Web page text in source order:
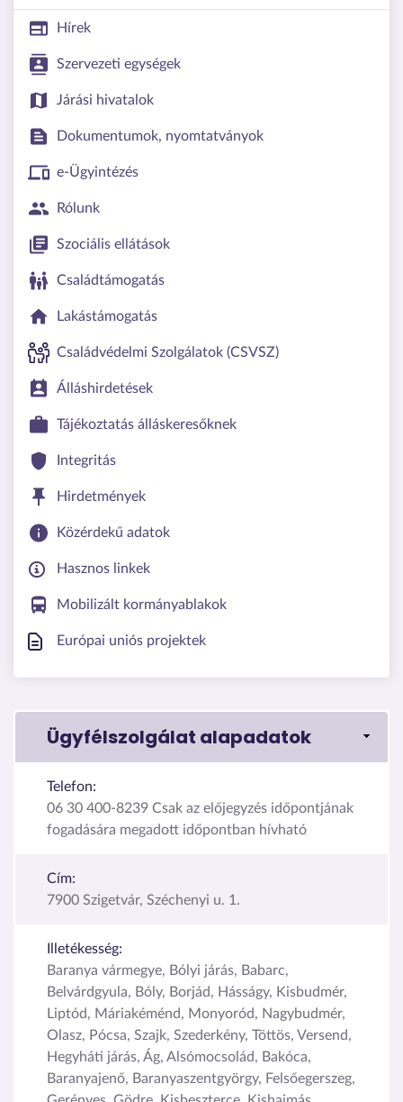
Hírek
Szervezeti egységek
Járási hivatalok
Dokumentumok, nyomtatványok
e-Ügyintézés
Rólunk
Szociális ellátások
Családtámogatás
Lakástámogatás
Családvédelmi Szolgálatok (CSVSZ)
Álláshirdetések
Tájékoztatás álláskeresőknek
Integritás
Hirdetmények
Közérdekű adatok
Hasznos linkek
Mobilizált kormányablakok
Európai uniós projektek
Ügyfélszolgálat alapadatok
Telefon:
06 30 400-8239 Csak az előjegyzés időpontjának
fogadására megadott időpontban hívható
Cím:
7900 Szigetvár, Széchenyi u. 1.
Illetékesség:
Baranya vármegye, Bólyi járás, Babarc,
Belvárdgyula, Bóly, Borjád, Hásságy, Kisbudmér,
Liptód, Máriakéménd, Monyoród, Nagybudmér,
Olasz, Pócsa, Szajk, Szederkény, Töttös, Versend,
Hegyháti járás, Ág, Alsómocsolád, Bakóca,
Baranyajenő, Baranyaszentgyörgy, Felsőegerszeg,